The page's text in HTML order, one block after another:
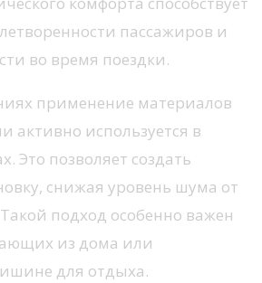
пассажиров и
во время поездки.
применение материалов
активно используется в
Это позволяет создать
снижая уровень шума от
подход особенно важен
из дома или
для отдыха.